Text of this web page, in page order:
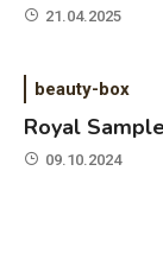
21.04.2025
beauty-box
Royal
09.10.2024